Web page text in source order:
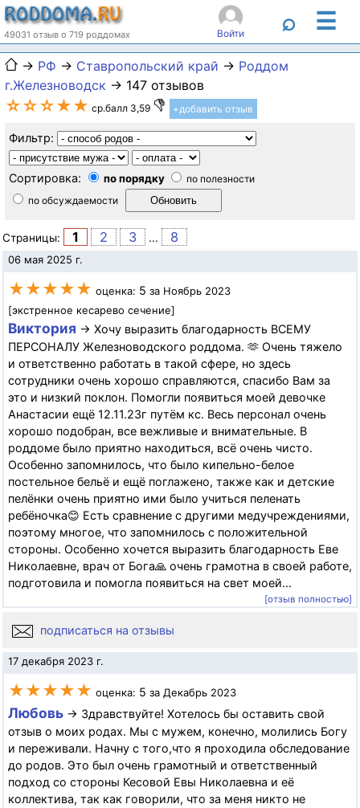
49031 отзыв о 719 роддомах Войти ⌕ ☰
→ РФ → Ставропольский край → Роддом
г.Железноводск → 147 отзывов
☆☆☆★★ ср.балл 3,59 +добавить отзыв
Фильтр:
Сортировка: по порядку
по полезности
по обсуждаемости
Страницы: 1 2 3 ... 8
06 мая 2025 г.
★★★★★ оценка: 5 за Ноябрь 2023
[экстренное кесарево сечение]
Виктория → Хочу выразить благодарность ВСЕМУ
ПЕРСОНАЛУ Железноводского роддома. 🫶 Очень тяжело
и ответственно работать в такой сфере, но здесь
сотрудники очень хорошо справляются, спасибо Вам за
это и низкий поклон. Помогли появиться моей девочке
Анастасии ещё 12.11.23г путём кс. Весь персонал очень
хорошо подобран, все вежливые и внимательные. В
роддоме было приятно находиться, всё очень чисто.
Особенно запомнилось, что было кипельно-белое
постельное бельё и ещё поглажено, также как и детские
пелёнки очень приятно ими было учиться пеленать
ребёночка😊 Есть сравнение с другими медучреждениями,
поэтому многое, что запомнилось с положительной
стороны. Особенно хочется выразить благодарность Еве
Николаевне, врач от Бога🙏 очень грамотна в своей работе,
подготовила и помогла появиться на свет моей...
[отзыв полностью]
подписаться на отзывы
17 декабря 2023 г.
★★★★★ оценка: 5 за Декабрь 2023
Любовь → Здравствуйте! Хотелось бы оставить свой
отзыв о моих родах. Мы с мужем, конечно, молились Богу
и переживали. Начну с того,что я проходила обследование
до родов. Это был очень грамотный и ответственный
подход со стороны Кесовой Евы Николаевна и её
коллектива, так как говорили, что за меня никто не